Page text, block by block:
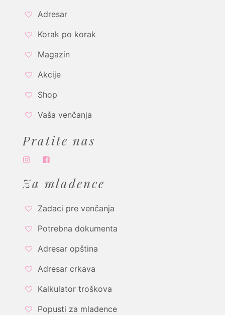
Adresar
Korak po korak
Magazin
Akcije
Shop
Vaša venčanja
Pratite nas
Za mladence
Zadaci pre venčanja
Potrebna dokumenta
Adresar opština
Adresar crkava
Kalkulator troškova
Popusti za mladence